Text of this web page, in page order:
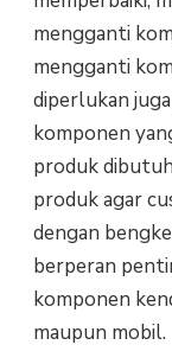
mengganti
mengganti
diperlukan
komponen
produk
produk agar
dengan
berperan
komponen
maupun mobil.